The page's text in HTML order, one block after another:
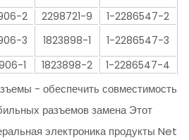
2 2298721-9
1-2286547-2
3 1823898-1
1-2286547-3
1 1823898-2 1-2286547-4
- обеспечить совместимость
разъемов замена Этот
электроника продукты Net